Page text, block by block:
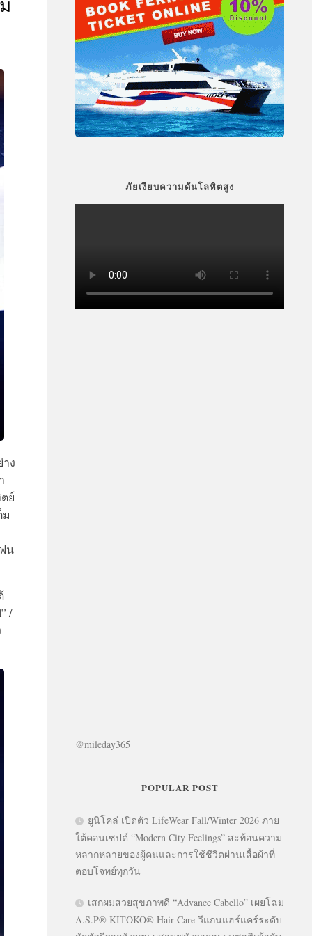
ง
ย์
ม
น
/
ภัยเงียบความดันโลหิตสูง
@mileday365
POPULAR POST
ยูนิโคล่ เปิดตัว LifeWear Fall/Winter 2026 ภาย
ใต้คอนเซปต์ “Modern City Feelings” สะท้อนความ
หลากหลายของผู้คนและการใช้ชีวิตผ่านเสื้อผ้าที่
ตอบโจทย์ทุกวัน
เสกผมสวยสุขภาพดี “Advance Cabello” เผยโฉม
A.S.P® KITOKO® Hair Care วีแกนแฮร์แคร์ระดับ